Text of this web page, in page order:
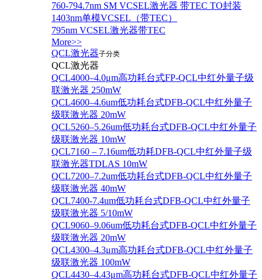
760-794.7nm SM VCSEL激光器 带TEC TO封装
1403nm单模VCSEL（带TEC）
795nm VCSEL激光器带TEC
More>>
QCL激光器子分类
QCL激光器
QCL4000–4.0μm高功耗台式FP-QCL中红外量子级
联激光器 250mW
QCL4600–4.6um低功耗台式DFB-QCL中红外量子
级联激光器 20mW
QCL5260–5.26um低功耗台式DFB-QCL中红外量子
级联激光器 10mW
QCL7160 – 7.16um低功耗DFB-QCL中红外量子级
联激光器TDLAS 10mW
QCL7200–7.2um低功耗台式DFB-QCL中红外量子
级联激光器 40mW
QCL7400-7.4um低功耗台式DFB-QCL中红外量子
级联激光器 5/10mW
QCL9060–9.06um低功耗台式DFB-QCL中红外量子
级联激光器 20mW
QCL4300–4.3μm高功耗台式DFB-QCL中红外量子
级联激光器 100mW
QCL4430–4.43μm高功耗台式DFB-QCL中红外量子